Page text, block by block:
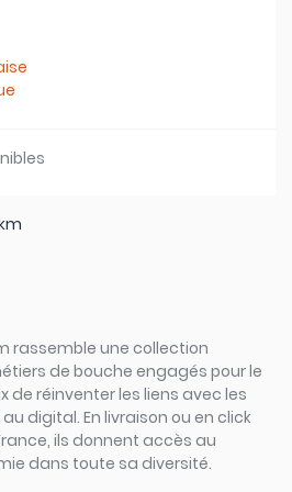
rassemble une collection
de bouche engagés pour le
de réinventer les liens avec les
digital. En livraison ou en click
ils donnent accès au
dans toute sa diversité.